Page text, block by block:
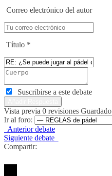
Correo electrónico del autor
Título *
Suscribirse a este debate
Vista previa 0 revisiones Guardado
Ir al foro:
Anterior debate
Siguiente debate
Compartir: